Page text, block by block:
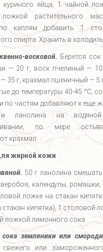
куриного яйца, 1 чайной
растительного
каплям добавить 1
спирта. Хранить в
восковой. Берется
— 20 г, воск пчелиный —
35 г, крахмал пшеничный — 5
до температуры 40-45 °C;
по частям добавляют к еще
ланолина на
по мере
крахмал.
жирной кожи
50 г ланолина
календулы, ромашки,
ложке на стакан
стакан кипятка), 1 столовой
ложкой лимонного сока.
земляники или
свежего или